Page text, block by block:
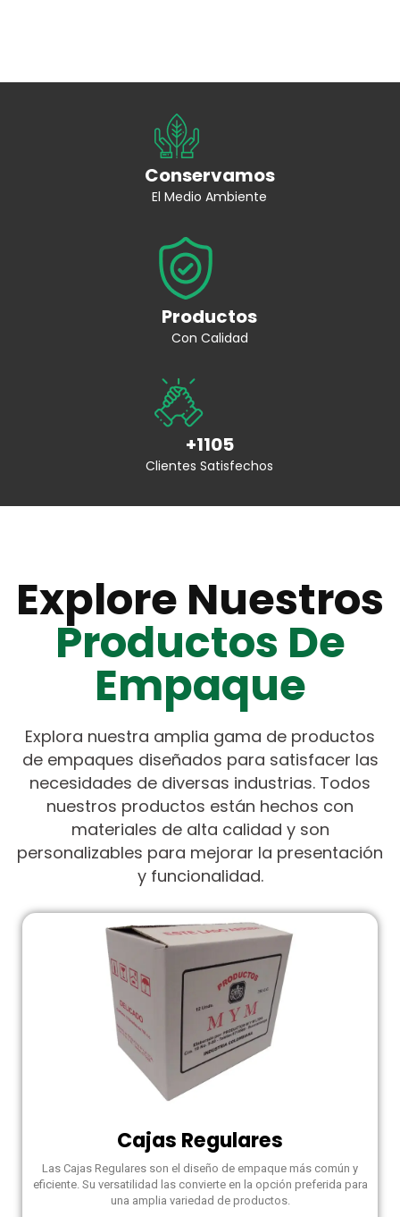
Conservamos
El Medio Ambiente
Productos
Con Calidad
+1105
Clientes Satisfechos
Explore Nuestros
Productos De
Empaque
Explora nuestra amplia gama de productos
de empaques diseñados para satisfacer las
necesidades de diversas industrias. Todos
nuestros productos están hechos con
materiales de alta calidad y son
personalizables para mejorar la presentación
y funcionalidad.
Cajas Regulares
Las Cajas Regulares son el diseño de empaque más común y
eficiente. Su versatilidad las convierte en la opción preferida para
una amplia variedad de productos.